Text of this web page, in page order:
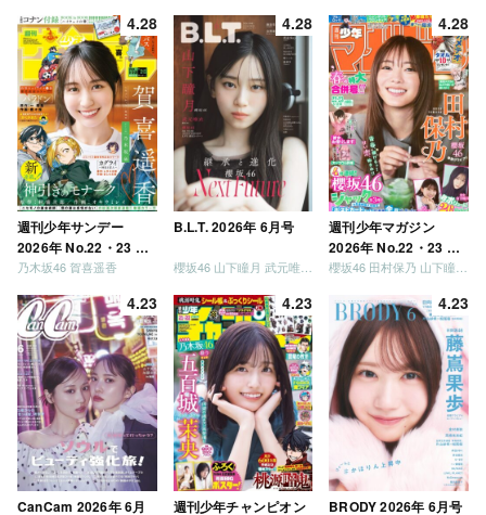
う」「ご褒美でロケし
ましょう」「フレンド
リーになりましょう」
「笑って卒業を祝いま
しょう」 [Blu-ray]
4.28
週刊少年サンデー
2026年 No.22・23 合
併号
乃木坂46 賀喜遥香
4.28
B.L.T. 2026年 6月号
櫻坂46 山下瞳月 武元唯衣 / 乃木坂46 海邉朱莉
4.28
週刊少年マガジン
2026年 No.22・23 合
併号
4.23
CanCam 2026年 6月
4.23
週刊少年チャンピオン
4.23
BRODY 2026年 6月号